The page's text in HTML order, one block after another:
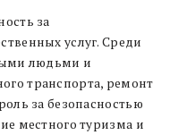
за
услуг. Среди
людьми и
транспорта, ремонт
за безопасностью
местного туризма и